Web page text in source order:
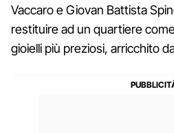
Vaccaro e Giovan Battista
restituire ad un quartiere
gioielli più preziosi, arricchito